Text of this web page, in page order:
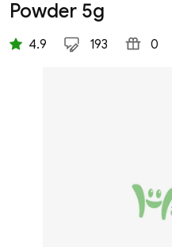
Powder 5g
4.9 193 0